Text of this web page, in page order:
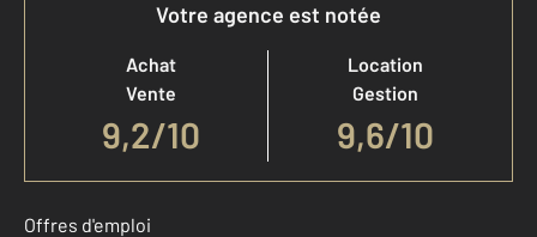
Votre agence est notée
Achat
Vente
9,2/10
Location
Gestion
9,6/10
Offres d'emploi